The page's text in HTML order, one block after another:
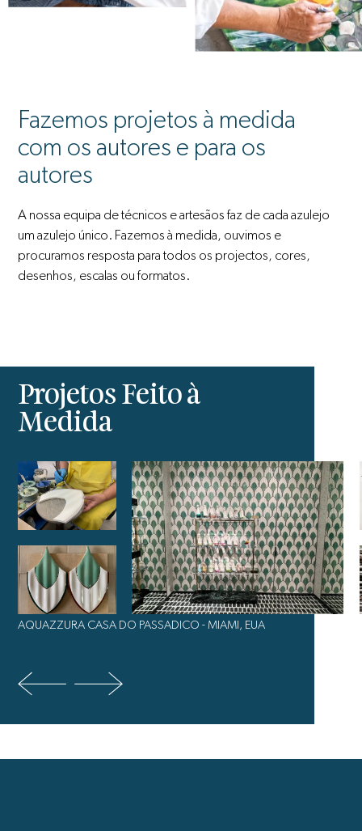
Fazemos projetos à medida
com os autores e para os
autores
A nossa equipa de técnicos e artesãos faz de cada azulejo
um azulejo único. Fazemos à medida, ouvimos e
procuramos resposta para todos os projectos, cores,
desenhos, escalas ou formatos.
Projetos Feito à
Medida
CASA DO PASSADICO - MIAMI, EUA